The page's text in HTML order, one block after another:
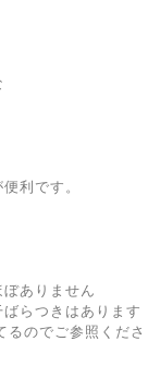
利です。
ありません
らつきはあります
るのでご参照くださ